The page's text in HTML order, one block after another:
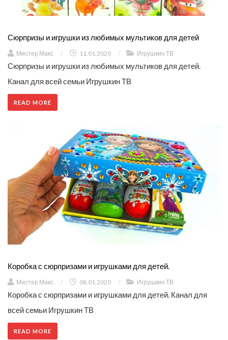
Сюрпризы и игрушки из любимых мультиков для детей
Мистер Макс / 11.01.2020 / Игрушкин ТВ
Сюрпризы и игрушки из любимых мультиков для детей.
Канал для всей семьи Игрушкин ТВ
READ MORE
Коробка с сюрпризами и игрушками для детей.
Мистер Макс / 08.01.2020 / Игрушкин ТВ
Коробка с сюрпризами и игрушками для детей. Канал для
всей семьи Игрушкин ТВ
READ MORE